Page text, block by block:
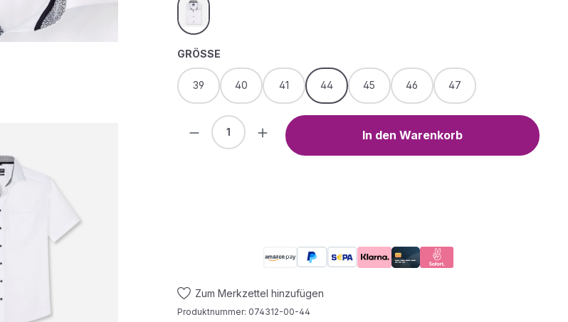
weiss
GRÖSSE AUSWÄHLEN
39 40 41 44 45 46 47
Produkt Anzahl: Gib den gewünschten Wert
In den Warenkorb
Zum Merkzettel hinzufügen
Produktnummer: 074312-00-44